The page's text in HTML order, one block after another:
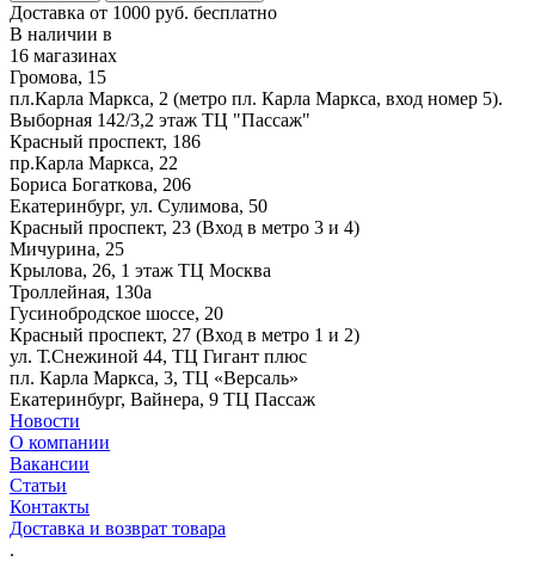
Доставка от 1000 руб. бесплатно
В наличии в
16 магазинах
Громова, 15
пл.Карла Маркса, 2 (метро пл. Карла Маркса, вход номер 5).
Выборная 142/3,2 этаж ТЦ "Пассаж"
Красный проспект, 186
пр.Карла Маркса, 22
Бориса Богаткова, 206
Екатеринбург, ул. Сулимова, 50
Красный проспект, 23 (Вход в метро 3 и 4)
Мичурина, 25
Крылова, 26, 1 этаж ТЦ Москва
Троллейная, 130а
Гусинобродское шоссе, 20
Красный проспект, 27 (Вход в метро 1 и 2)
ул. Т.Снежиной 44, ТЦ Гигант плюс
пл. Карла Маркса, 3, ТЦ «Версаль»
Екатеринбург, Вайнера, 9 ТЦ Пассаж
Новости
О компании
Вакансии
Статьи
Контакты
Доставка и возврат товара
.